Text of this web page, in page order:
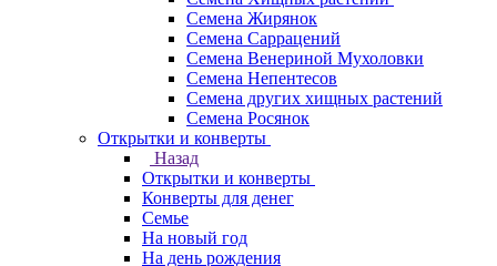
Семена Жирянок
Семена Саррацений
Семена Венериной Мухоловки
Семена Непентесов
Семена других хищных растений
Семена Росянок
Открытки и конверты
Назад
Открытки и конверты
Конверты для денег
Семье
На новый год
На день рождения